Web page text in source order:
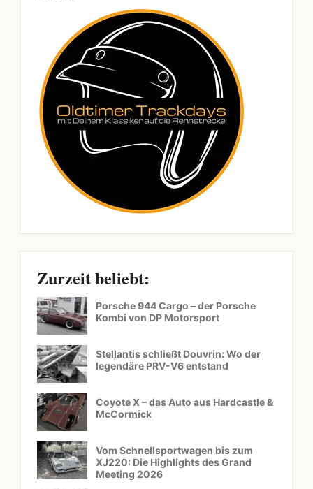
Zurzeit beliebt:
Porsche 944 Cargo – der Porsche
Kombi von DP Motorsport
Stellantis schließt Douvrin: Wo der
legendäre PRV-V6 entstand
Coyote X – das Auto aus Hardcastle &
McCormick
Vom Schnellsportwagen bis zum
XJ220: Die Highlights des Grand
Meeting 2026